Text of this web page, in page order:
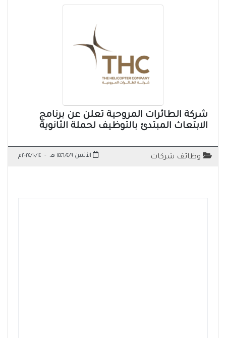
شركة الطائرات المروحية تعلن عن برنامج
الابتعاث المبتدئ بالتوظيف لحملة الثانوية
وظائف شركات الأثنين ١٤٤٦/٤/٩ هـ - ٢٠٢٤/١٠/١٤م